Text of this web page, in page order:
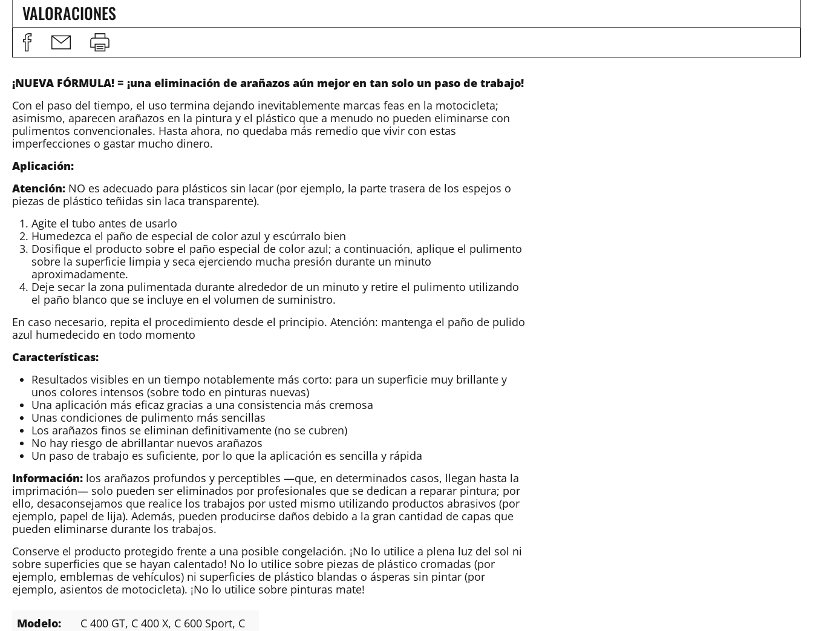
VALORACIONES
¡NUEVA FÓRMULA! = ¡una eliminación de arañazos aún mejor en tan solo un paso de trabajo!
Con el paso del tiempo, el uso termina dejando inevitablemente marcas feas en la motocicleta;
asimismo, aparecen arañazos en la pintura y el plástico que a menudo no pueden eliminarse con
pulimentos convencionales. Hasta ahora, no quedaba más remedio que vivir con estas
imperfecciones o gastar mucho dinero.
Aplicación:
Atención: NO es adecuado para plásticos sin lacar (por ejemplo, la parte trasera de los espejos o
piezas de plástico teñidas sin laca transparente).
Agite el tubo antes de usarlo
Humedezca el paño de especial de color azul y escúrralo bien
Dosifique el producto sobre el paño especial de color azul; a continuación, aplique el pulimento
sobre la superficie limpia y seca ejerciendo mucha presión durante un minuto
aproximadamente.
Deje secar la zona pulimentada durante alrededor de un minuto y retire el pulimento utilizando
el paño blanco que se incluye en el volumen de suministro.
En caso necesario, repita el procedimiento desde el principio. Atención: mantenga el paño de pulido
azul humedecido en todo momento
Características:
Resultados visibles en un tiempo notablemente más corto: para un superficie muy brillante y
unos colores intensos (sobre todo en pinturas nuevas)
Una aplicación más eficaz gracias a una consistencia más cremosa
Unas condiciones de pulimento más sencillas
Los arañazos finos se eliminan definitivamente (no se cubren)
No hay riesgo de abrillantar nuevos arañazos
Un paso de trabajo es suficiente, por lo que la aplicación es sencilla y rápida
Información: los arañazos profundos y perceptibles —que, en determinados casos, llegan hasta la
imprimación— solo pueden ser eliminados por profesionales que se dedican a reparar pintura; por
ello, desaconsejamos que realice los trabajos por usted mismo utilizando productos abrasivos (por
ejemplo, papel de lija). Además, pueden producirse daños debido a la gran cantidad de capas que
pueden eliminarse durante los trabajos.
Conserve el producto protegido frente a una posible congelación. ¡No lo utilice a plena luz del sol ni
sobre superficies que se hayan calentado! No lo utilice sobre piezas de plástico cromadas (por
ejemplo, emblemas de vehículos) ni superficies de plástico blandas o ásperas sin pintar (por
ejemplo, asientos de motocicleta). ¡No lo utilice sobre pinturas mate!
Modelo: C 400 GT, C 400 X, C 600 Sport, C